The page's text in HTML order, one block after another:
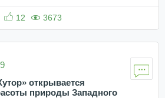
12 3673
открывается
природы Западного